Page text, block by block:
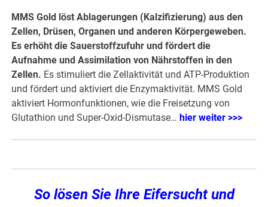
MMS Gold löst Ablagerungen (Kalzifizierung) aus den
Zellen, Drüsen, Organen und anderen Körpergeweben.
Es erhöht die Sauerstoffzufuhr und fördert die
Aufnahme und Assimilation von Nährstoffen in den
Zellen. Es stimuliert die Zellaktivität und ATP-Produktion
und fördert und aktiviert die Enzymaktivität. MMS Gold
aktiviert Hormonfunktionen, wie die Freisetzung von
Glutathion und Super-Oxid-Dismutase… hier weiter >>>
So lösen Sie Ihre Eifersucht und